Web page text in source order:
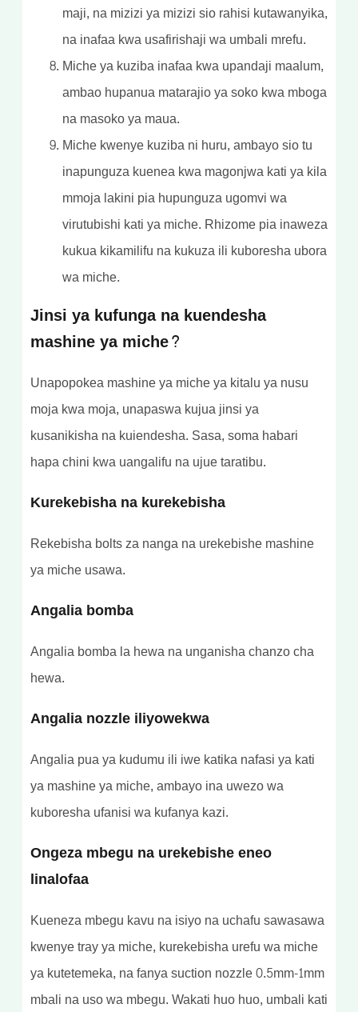
maji, na mizizi ya mizizi sio rahisi kutawanyika,
na inafaa kwa usafirishaji wa umbali mrefu.
Miche ya kuziba inafaa kwa upandaji maalum,
ambao hupanua matarajio ya soko kwa mboga
na masoko ya maua.
Miche kwenye kuziba ni huru, ambayo sio tu
inapunguza kuenea kwa magonjwa kati ya kila
mmoja lakini pia hupunguza ugomvi wa
virutubishi kati ya miche. Rhizome pia inaweza
kukua kikamilifu na kukuza ili kuboresha ubora
wa miche.
Jinsi ya kufunga na kuendesha
mashine ya miche?
Unapopokea mashine ya miche ya kitalu ya nusu
moja kwa moja, unapaswa kujua jinsi ya
kusanikisha na kuiendesha. Sasa, soma habari
hapa chini kwa uangalifu na ujue taratibu.
Kurekebisha na kurekebisha
Rekebisha bolts za nanga na urekebishe mashine
ya miche usawa.
Angalia bomba
Angalia bomba la hewa na unganisha chanzo cha
hewa.
Angalia nozzle iliyowekwa
Angalia pua ya kudumu ili iwe katika nafasi ya kati
ya mashine ya miche, ambayo ina uwezo wa
kuboresha ufanisi wa kufanya kazi.
Ongeza mbegu na urekebishe eneo
linalofaa
Kueneza mbegu kavu na isiyo na uchafu sawasawa
kwenye tray ya miche, kurekebisha urefu wa miche
ya kutetemeka, na fanya suction nozzle 0.5mm-1mm
mbali na uso wa mbegu. Wakati huo huo, umbali kati